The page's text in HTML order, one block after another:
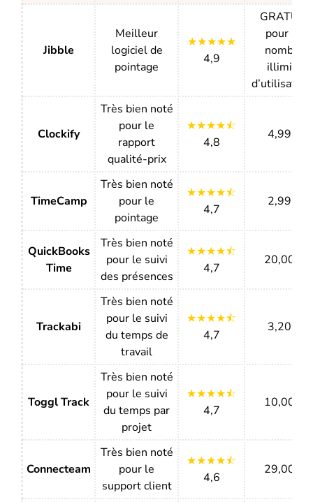
Jibble
Meilleur
logiciel de
pointage
★★★★★
4,9
GRATUIT
pour un
nombre
illimité
Clockify
Très bien noté
pour le
rapport
qualité-prix
★★★★⯪
4,8
4,99 $
TimeCamp
Très bien noté
pour le
pointage
★★★★⯪
4,7
2,99 $
QuickBooks
Time
Très bien noté
pour le suivi
des présences
★★★★⯪
4,7
20,00 $
Trackabi
Très bien noté
pour le suivi
du temps de
travail
★★★★⯪
4,7
3,20 $
Toggl Track
Très bien noté
pour le suivi
du temps par
projet
★★★★⯪
4,7
10,00 $
Connecteam
Très bien noté
pour le
support client
★★★★⯪
4,6
29,00 $